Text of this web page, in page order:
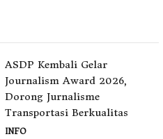
ASDP Kembali Gelar
Journalism Award 2026,
Dorong Jurnalisme
Transportasi Berkualitas
INFO